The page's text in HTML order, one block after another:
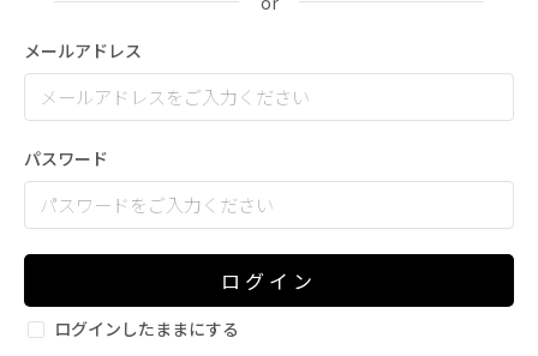
メールアドレス
パスワード
ログイン
ログインしたままにする